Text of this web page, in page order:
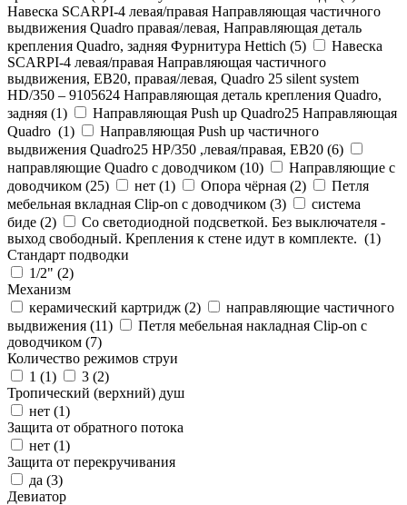
Навеска SCARPI-4 левая/правая Направляющая частичного
выдвижения Quadro правая/левая, Направляющая деталь
крепления Quadro, задняя Фурнитура Hettich (5)
Навеска
SCARPI-4 левая/правая Направляющая частичного
выдвижения, ЕВ20, правая/левая, Quadro 25 silent system
HD/350 – 9105624 Направляющая деталь крепления Quadro,
задняя (1)
Направляющая Push up Quadro25 Направляющая
Quadro (1)
Направляющая Push up частичного
выдвижения Quadro25 НР/350 ,левая/правая, ЕВ20 (6)
направляющие Quadro с доводчиком (10)
Направляющие с
доводчиком (25) нет (1) Опора чёрная (2)
Петля
мебельная вкладная Clip-on с доводчиком (3)
система
биде (2)
Со светодиодной подсветкой. Без выключателя -
выход свободный. Крепления к стене идут в комплекте. (1)
Стандарт подводки
1/2" (2)
Механизм
керамический картридж (2)
направляющие частичного
выдвижения (11)
Петля мебельная накладная Clip-on с
доводчиком (7)
Количество режимов струи
1 (1) 3 (2)
Тропический (верхний) душ
нет (1)
Защита от обратного потока
нет (1)
Защита от перекручивания
да (3)
Девиатор